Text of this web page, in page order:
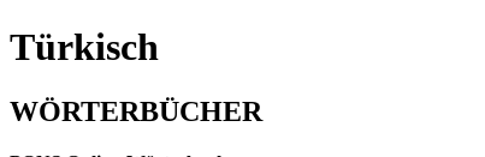
Türkisch
WÖRTERBÜCHER